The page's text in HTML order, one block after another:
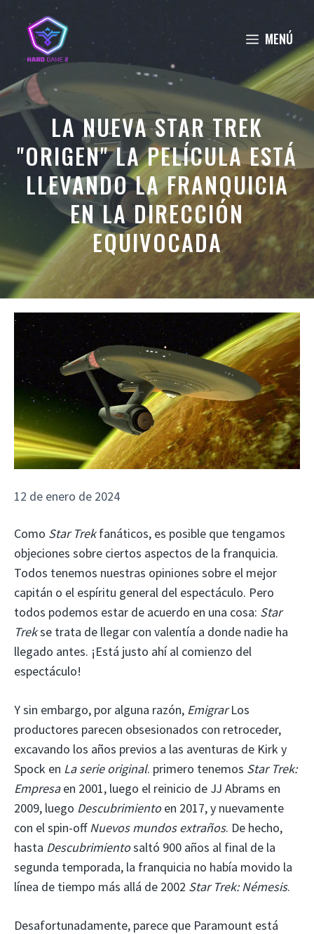
Saltar
contenido
MENÚ
LA NUEVA STAR TREK
"ORIGEN" LA PELÍCULA ESTÁ
LLEVANDO LA FRANQUICIA
EN LA DIRECCIÓN
EQUIVOCADA
12 de enero de 2024
Como Star Trekfanáticos, es posible que tengamos
objeciones sobre ciertos aspectos de la franquicia.
Todos tenemos nuestras opiniones sobre el mejor
capitán o el espíritu general del espectáculo. Pero
todos podemos estar de acuerdo en una cosa: Star
Trekse trata de llegar con valentía a donde nadie ha
llegado antes. ¡Está justo ahí al comienzo del
espectáculo!
Y sin embargo, por alguna razón, EmigrarLos
productores parecen obsesionados con retroceder,
excavando los años previos a las aventuras de Kirk y
Spock en La serie original. primero tenemos Star Trek:
Empresaen 2001, luego el reinicio de JJ Abrams en
2009, luego Descubrimientoen 2017, y nuevamente
con el spin-off Nuevos mundos extraños. De hecho,
hasta Descubrimientosaltó 900 años al final de la
segunda temporada, la franquicia no había movido la
línea de tiempo más allá de 2002 Star Trek: Némesis.
Desafortunadamente, parece que Paramount está